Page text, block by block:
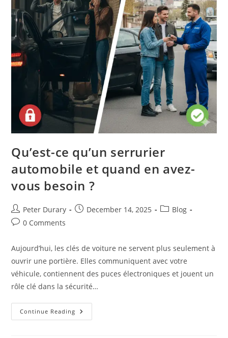
Qu’est-ce qu’un serrurier
automobile et quand en avez-
vous besoin ?
Post
author:
Peter Durary
PostDecember 14, 2025
PostBlog
Post0 Comments
Aujourd’hui, les clés de voiture ne servent plus seulement à
ouvrir une portière. Elles communiquent avec votre
véhicule, contiennent des puces électroniques et jouent un
rôle clé dans la sécurité…
Continue Reading Qu’est-
Ce